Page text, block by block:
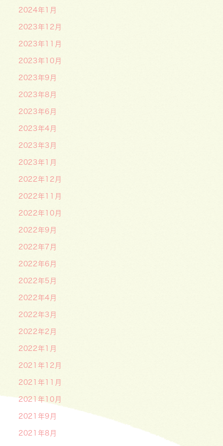
2024年1月
2023年12月
2023年11月
2023年10月
2023年9月
2023年8月
2023年6月
2023年4月
2023年3月
2023年1月
2022年12月
2022年11月
2022年10月
2022年9月
2022年7月
2022年6月
2022年5月
2022年4月
2022年3月
2022年2月
2022年1月
2021年12月
2021年11月
2021年10月
2021年9月
2021年8月